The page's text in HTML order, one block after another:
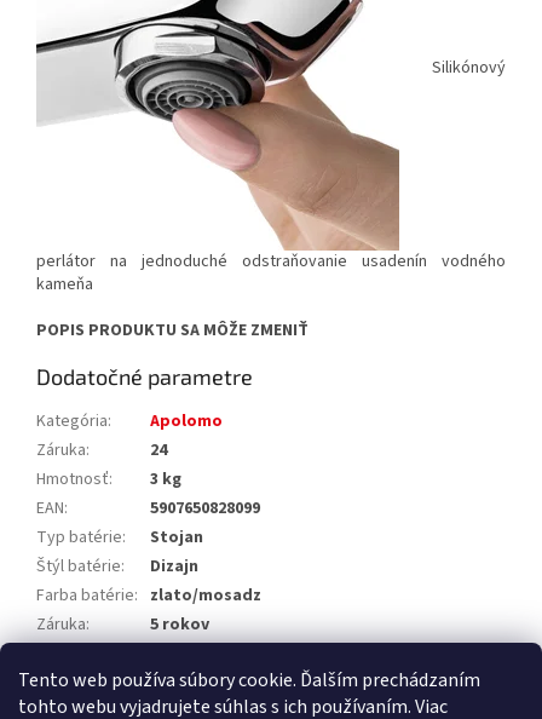
Tento web používa súbory cookie. Ďalším prechádzaním
tohto webu vyjadrujete súhlas s ich používaním. Viac
Silikónový
perlátor na jednoduché odstraňovanie usadenín vodného
kameňa
POPIS PRODUKTU SA MÔŽE ZMENIŤ
Dodatočné parametre
Kategória:
Apolomo
Záruka:
24
Hmotnosť:
3 kg
EAN:
5907650828099
Typ batérie:
Stojan
Štýl batérie:
Dizajn
Farba batérie: zlato/mosadz
Záruka:
5 rokov
EAN: 5907650828099